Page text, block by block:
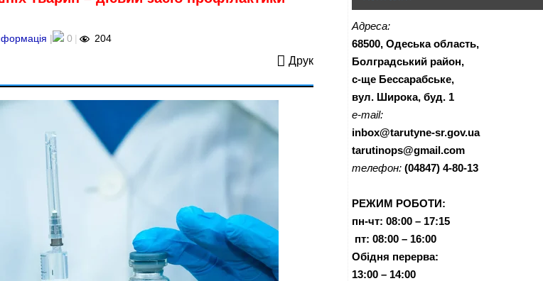
| 0 | 204
Друк
Адреса:
68500, Одеська область,
Болградський район,
с-ще Бессарабське,
вул. Широка, буд. 1
e-mail:
inbox@tarutyne-sr.gov.ua
tarutinops@gmail.com
телефон: (04847) 4-80-13
РЕЖИМ РОБОТИ:
пн-чт: 08:00 – 17:15
пт: 08:00 – 16:00
Обідня перерва:
13:00 – 14:00